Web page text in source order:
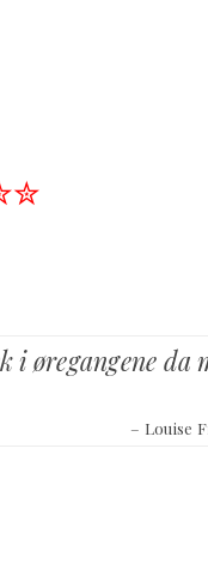
øregangene da
– Louise